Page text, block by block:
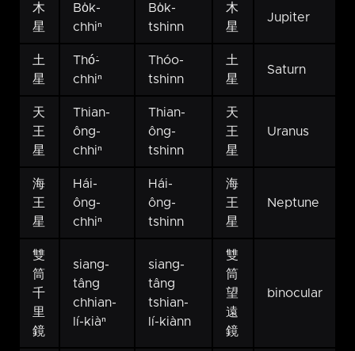
木
星
Bo̍k-
chhiⁿ
Bo̍k-
tshinn
木
星
Jupiter
土
星
Thó͘-
chhiⁿ
Thóo-
tshinn
土
星
Saturn
天
王
星
Thian-
ông-
chhiⁿ
Thian-
ông-
tshinn
天
王
星
Uranus
海
王
星
Hái-
ông-
chhiⁿ
Hái-
ông-
tshinn
海
王
星
Neptune
雙
筒
千
里
鏡
siang-
tâng
chhian-
lí-kiàⁿ
siang-
tâng
tshian-
lí-kiànn
雙
筒
望
遠
鏡
binocular